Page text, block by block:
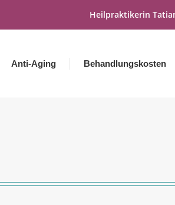
Heilpraktikerin
Anti-Aging Behandlungskosten